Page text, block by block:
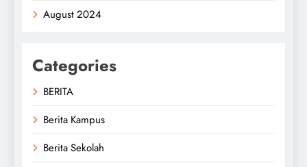
August 2024
Categories
BERITA
Berita Kampus
Berita Sekolah